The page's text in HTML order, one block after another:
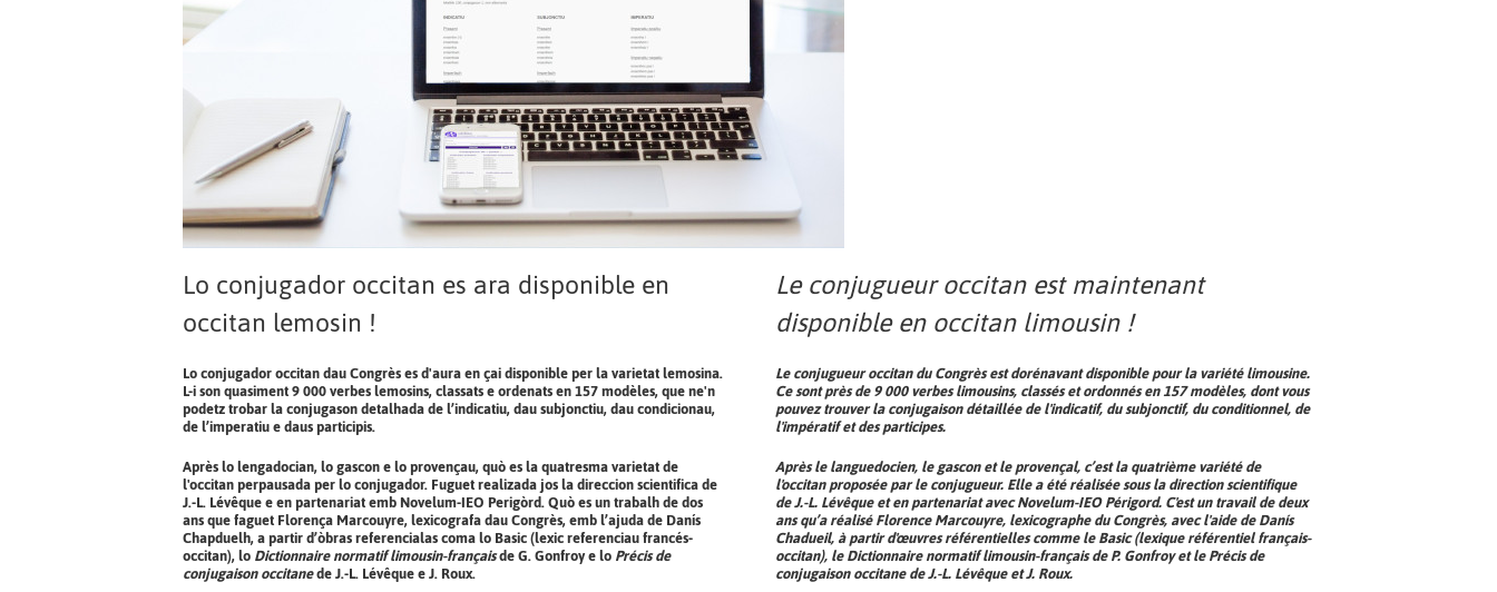
Lo conjugador occitan es ara disponible en
occitan lemosin !
Lo conjugador occitan dau Congrès es d'aura en çai disponible per la varietat lemosina.
L-i son quasiment 9 000 verbes lemosins, classats e ordenats en 157 modèles, que ne'n
podetz trobar la conjugason detalhada de l’indicatiu, dau subjonctiu, dau condicionau,
de l’imperatiu e daus participis.
Après lo lengadocian, lo gascon e lo provençau, quò es la quatresma varietat de
l'occitan perpausada per lo conjugador. Fuguet realizada jos la direccion scientifica de
J.-L. Lévêque e en partenariat emb Novelum-IEO Perigòrd. Quò es un trabalh de dos
ans que faguet Florença Marcouyre, lexicografa dau Congrès, emb l’ajuda de Danís
Chapduelh, a partir d’òbras referencialas coma lo Basic (lexic referenciau francés-
occitan), lo Dictionnaire normatif limousin-françaisde G. Gonfroy e lo Précis de
conjugaison occitanede J.-L. Lévêque e J. Roux.
Le conjugueur occitan est maintenant
disponible en occitan limousin !
Le conjugueur occitan du Congrès est dorénavant disponible pour la variété limousine.
Ce sont près de 9 000 verbes limousins, classés et ordonnés en 157 modèles, dont vous
pouvez trouver la conjugaison détaillée de l'indicatif, du subjonctif, du conditionnel, de
l'impératif et des participes.
Après le languedocien, le gascon et le provençal, c’est la quatrième variété de
l'occitan proposée par le conjugueur. Elle a été réalisée sous la direction scientifique
de J.-L. Lévêque et en partenariat avec Novelum-IEO Périgord. C'est un travail de deux
ans qu’a réalisé Florence Marcouyre, lexicographe du Congrès, avec l'aide de Danís
Chadueil, à partir d'œuvres référentielles comme le Basic (lexique référentiel français-
occitan), le Dictionnaire normatif limousin-françaisde P. Gonfroy et le Précis de
conjugaison occitane de J.-L. Lévêque et J. Roux.